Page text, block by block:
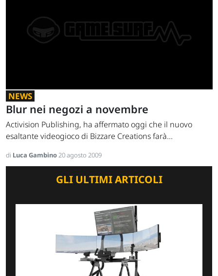
NEWS
Blur nei negozi a novembre
Activision Publishing, ha affermato oggi che il nuovo
esaltante videogioco di Bizzare Creations farà...
di Luca Gambino20 agosto 2009
GLI ULTIMI ARTICOLI